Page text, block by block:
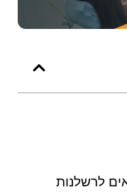
לרשלנות